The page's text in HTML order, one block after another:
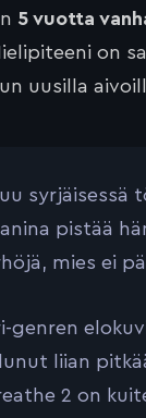
5 vuotta
on
uusilla
pistää
mies ei
genren
liian
2 on